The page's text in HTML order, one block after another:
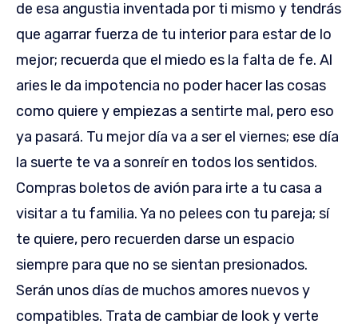
de esa angustia inventada por ti mismo y tendrás
que agarrar fuerza de tu interior para estar de lo
mejor; recuerda que el miedo es la falta de fe. Al
aries le da impotencia no poder hacer las cosas
como quiere y empiezas a sentirte mal, pero eso
ya pasará. Tu mejor día va a ser el viernes; ese día
la suerte te va a sonreír en todos los sentidos.
Compras boletos de avión para irte a tu casa a
visitar a tu familia. Ya no pelees con tu pareja; sí
te quiere, pero recuerden darse un espacio
siempre para que no se sientan presionados.
Serán unos días de muchos amores nuevos y
compatibles. Trata de cambiar de look y verte